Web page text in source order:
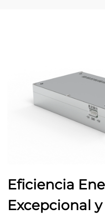
Eficiencia
Excepcional